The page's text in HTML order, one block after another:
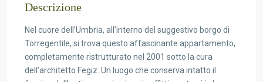
Descrizione
Nel cuore dell’Umbria, all’interno del suggestivo borgo di
Torregentile, si trova questo affascinante appartamento,
completamente ristrutturato nel 2001 sotto la cura
dell’architetto Fegiz. Un luogo che conserva intatto il